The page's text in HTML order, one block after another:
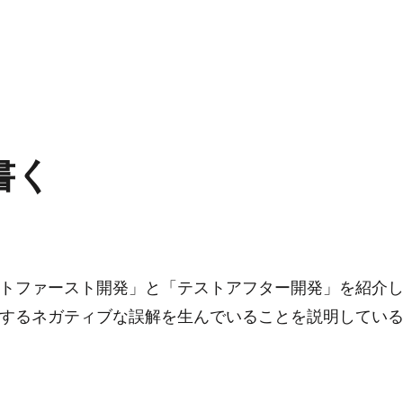
ファースト開発」と「テストアフター開発」を紹介
るネガティブな誤解を生んでいることを説明してい